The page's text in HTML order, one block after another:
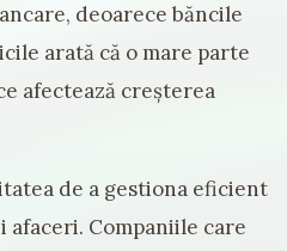
deoarece băncile
arată că o mare parte
afectează creșterea
de a gestiona eficient
Companiile care